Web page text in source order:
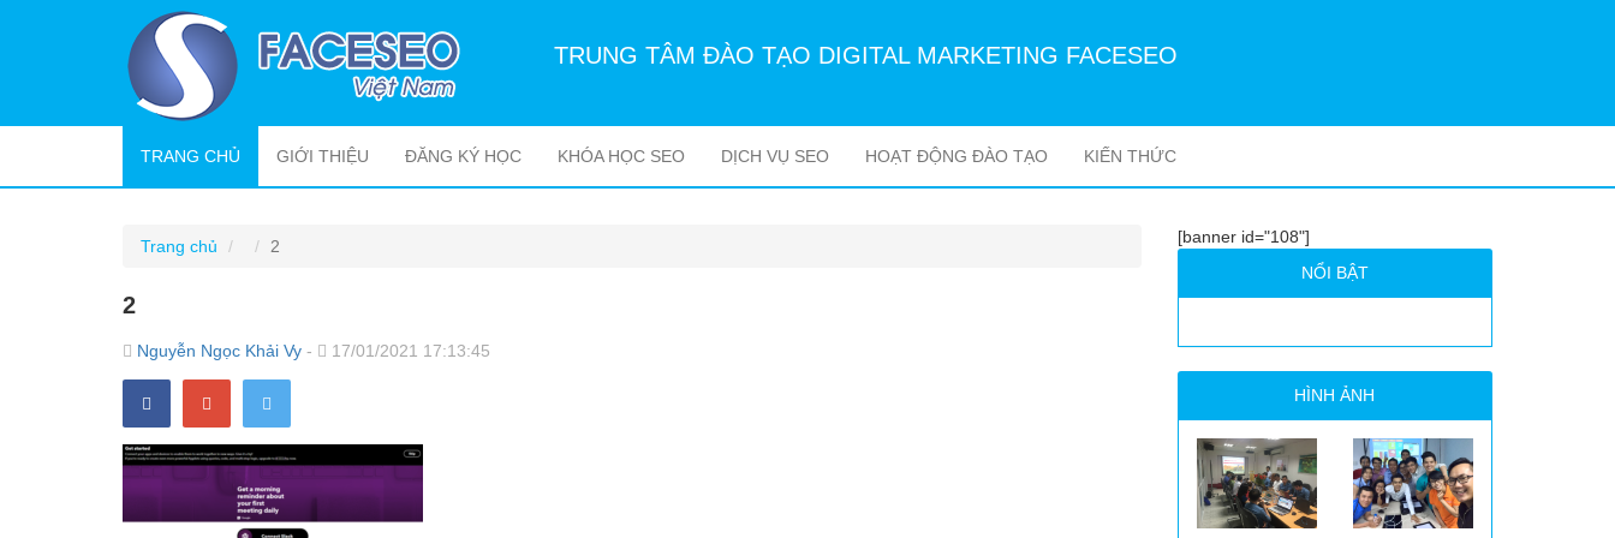
TRUNG TÂM ĐÀO TẠO DIGITAL MARKETING FACESEO
TRANG CHỦ (CURRENT)
GIỚI THIỆU ĐĂNG KÝ HỌC KHÓA HỌC SEO DỊCH VỤ SEO HOẠT ĐỘNG ĐÀO TẠO KIẾN THỨC
Trang chủ 2
2
Nguyễn Ngọc Khải Vy - 17/01/2021 17:13:45
[banner id="108"]
NỔI BẬT
HÌNH ẢNH